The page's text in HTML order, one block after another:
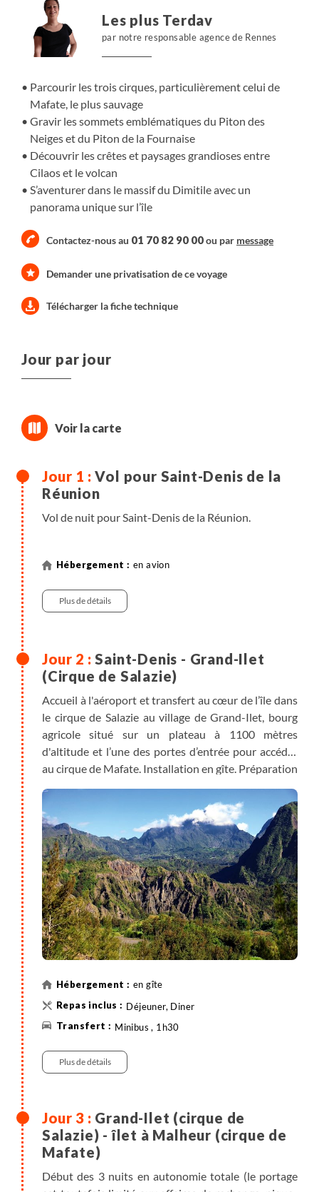
grandioses. Les nuits en gîte et refuge rythment cette
itinérance complète, qui révèle l’âme volcanique et
sauvage de l’île, entre ambiances minérales, forêts
luxuriantes et grandes traversées de crêtes.
Les plus Terdav
par notre responsable agence de Rennes
Parcourir les trois cirques, particulièrement celui de
Mafate, le plus sauvage
Gravir les sommets emblématiques du Piton des
Neiges et du Piton de la Fournaise
Découvrir les crêtes et paysages grandioses entre
Cilaos et le volcan
S’aventurer dans le massif du Dimitile avec un
panorama unique sur l’île
Contactez-nous au 01 70 82 90 00ou par message
Demander une privatisation de ce voyage
Télécharger la fiche technique
Jour par jour
Vol pour Saint-Denis de la
Réunion
Vol de nuit pour Saint-Denis de la Réunion.
en avion
Plus de détails
Saint-Denis - Grand-Ilet
(Cirque de Salazie)
Accueil à l'aéroport et transfert au cœur de l’île dans
le cirque de Salazie au village de Grand-Ilet, bourg
agricole situé sur un plateau à 1100 mètres
d'altitude et l’une des portes d’entrée pour accéder
au cirque de Mafate. Installation en gîte. Préparation
des sacs pour les nuits dans Mafate, le transporteur
repartant avec vos sacs d'assistance. En fonction de
la météo et de la disponibilité du transporteur, une
petite randonnée facile au pied des hautes cascades
du rempart de Salazie est possible pour une
première immersion.
en gîte
Déjeuner, Diner
Minibus , 1h30
Plus de détails
Grand-Ilet (cirque de
Salazie) - îlet à Malheur (cirque de
Mafate)
Début des 3 nuits en autonomie totale (le portage